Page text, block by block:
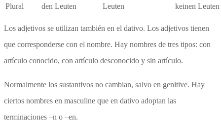
Plural
den Leuten Leuten keinen Leuten
Los adjetivos se utilizan también en el dativo. Los adjetivos tienen
que corresponderse con el nombre. Hay nombres de tres tipos: con
artículo conocido, con artículo desconocido y sin artículo.
Normalmente los sustantivos no cambian, salvo en genitive. Hay
ciertos nombres en masculine que en dativo adoptan las
terminaciones –n o –en.